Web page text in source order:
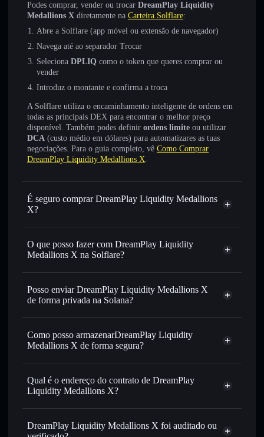
Podes comprar, vender ou trocar DreamPlay Liquidity
Medallions X diretamente na Carteira Solflare:
Abre a Solflare (app móvel ou extensão de navegador)
Navega até ao separador Trocar
Seleciona DPLIQ como o token que queres comprar ou
vender
Introduz o montante e confirma a troca
A Solflare utiliza o encaminhamento inteligente de ordens em
todas as principais DEX para encontrar o melhor preço
disponível. Também podes definir ordens limite ou utilizar
DCA (custo médio em dólares) para automatizares as tuas
negociações. Para o guia completo, vê Como Comprar
DreamPlay Liquidity Medallions X.
É seguro comprar DreamPlay Liquidity Medallions
X?
DreamPlay Liquidity Medallions X não está verificado
O que posso fazer com DreamPlay Liquidity
Medallions X na Solflare?
DreamPlay Liquidity Medallions X
Carteira
Trocar instantaneamente— trocar DPLIQ por SOL,
encaminhamento inteligente de ordens para obteres o
melhor preço disponível
Definir ordens limite— automatizar transações ao teu
tempo em DPLIQ
Enviar de forma privada
associar publicamente as carteiras usando o Agregador de
Acompanhar em tempo real
Posso enviar DreamPlay Liquidity Medallions X
de forma privada na Solana?
Agregador de Privacidade
Como posso armazenarDreamPlay Liquidity
Medallions X de forma segura?
DreamPlay Liquidity
Solflare
Privacidade
Qual é o endereço do contrato de DreamPlay
Liquidity Medallions X?
DreamPlay
4QW247S18uNRY9YvGTGYNxobq7QypJTHfd8Uq9pCLcJn
DreamPlay Liquidity Medallions X foi auditado ou